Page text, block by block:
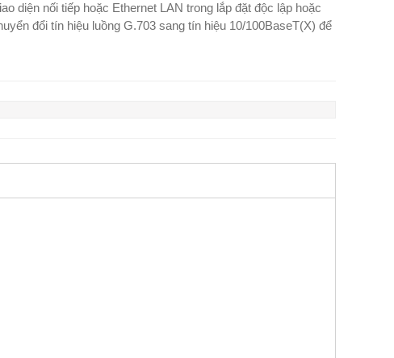
diện nối tiếp hoặc Ethernet LAN trong lắp đặt độc lập hoặc
đổi tín hiệu luồng G.703 sang tín hiệu 10/100BaseT(X) để